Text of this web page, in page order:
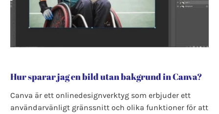
Hur sparar jag en bild utan bakgrund in Canva?
Canva är ett onlinedesignverktyg som erbjuder ett
användarvänligt gränssnitt och olika funktioner för att